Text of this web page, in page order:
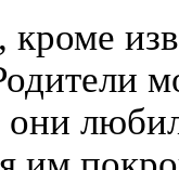
кроме
они